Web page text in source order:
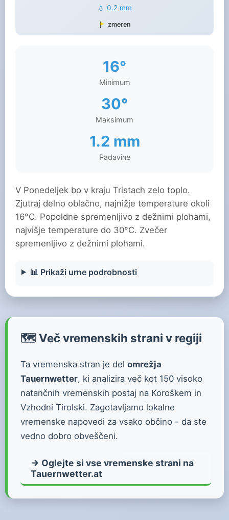
💧 0.2 mm
zmeren
16°
Minimum
30°
Maksimum
1.2 mm
Padavine
V Ponedeljek bo v kraju Tristach zelo toplo.
Zjutraj delno oblačno, najnižje temperature okoli
16°C. Popoldne spremenljivo z dežnimi plohami,
najvišje temperature do 30°C. Zvečer
spremenljivo z dežnimi plohami.
📊 Prikaži urne podrobnosti
🗺️ Več vremenskih strani v regiji
Ta vremenska stran je del omrežja
Tauernwetter, ki analizira več kot 150 visoko
natančnih vremenskih postaj na Koroškem in
Vzhodni Tirolski. Zagotavljamo lokalne
vremenske napovedi za vsako občino - da ste
vedno dobro obveščeni.
→ Oglejte si vse vremenske strani na
Tauernwetter.at